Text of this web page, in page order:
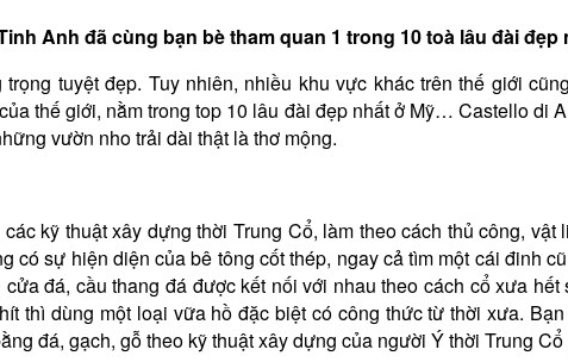
Anh đã cùng bạn bè tham quan 1 trong 10 toà lâu đài
tuyệt đẹp. Tuy nhiên, nhiều khu vực khác trên thế giới
thế giới, nằm trong top 10 lâu đài đẹp nhất ở Mỹ… Castello di
vườn nho trải dài thật là thơ mộng.
kỹ thuật xây dựng thời Trung Cổ, làm theo cách thủ công,
sự hiện diện của bê tông cốt thép, ngay cả tìm một cái đinh
đá, cầu thang đá được kết nối với nhau theo cách cổ xưa
thì dùng một loại vữa hồ đặc biệt có công thức từ thời xưa.
đá, gạch, gỗ theo kỹ thuật xây dựng của người Ý thời Trung